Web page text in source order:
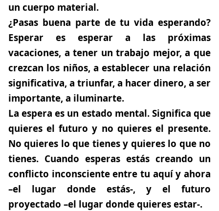
un cuerpo material.
¿Pasas buena parte de tu vida esperando?
Esperar es esperar a las próximas
vacaciones, a tener un trabajo mejor, a que
crezcan los niños, a establecer una relación
significativa, a triunfar, a hacer dinero, a ser
importante, a iluminarte.
La espera es un estado mental. Significa que
quieres el futuro y no quieres el presente.
No quieres lo que tienes y quieres lo que no
tienes. Cuando esperas estás creando un
conflicto inconsciente entre tu aquí y ahora
–el lugar donde estás-, y el futuro
proyectado –el lugar donde quieres estar-.